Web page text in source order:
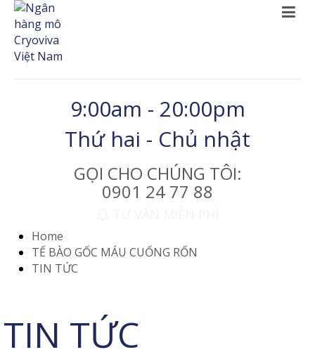
9:00am - 20:00pm
Thứ hai - Chủ nhật
GỌI CHO CHÚNG TÔI:
0901 24 77 88
Home
TẾ BÀO GỐC MÁU CUỐNG RỐN
TIN TỨC
TIN TỨC